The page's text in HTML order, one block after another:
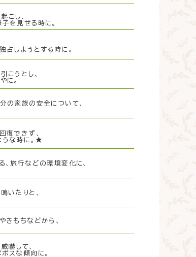
こし、
を見せる時に。
占しようとする時に。
こうとし、
に。
の家族の安全について、
復できず、
うな時に。★
、旅行などの環境変化に、
いたりと、
きもちなどから、
嚇して、
スな傾向に。